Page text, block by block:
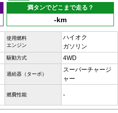
満タンでどこまで走る？
-km
使用燃料
エンジン
ハイオク
ガソリン
駆動方式 4WD
過給器（ターボ）
スーパーチャージ
ャー
燃費性能 -